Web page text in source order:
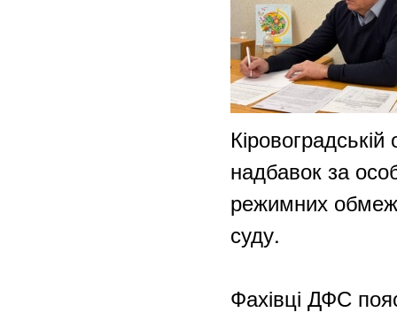
надбавок за
режимних
суду.
Фахівці ДФС